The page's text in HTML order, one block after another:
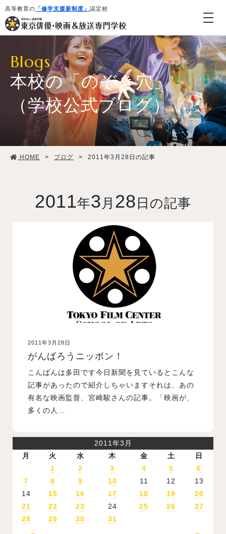
高等教育の 「修学支援新制度」 認定校
学校紹介・教育システム
学生生活
オープンキャンパス
訪問者別メニュー
Blogs
本校の「のぞき穴」
（学校公式ブログ）
HOME > ブログ > 2011年3月28日の記事
2011年3 月 28 日の記事
2011年3月28日
がんばろうニッポン！
こんばんは多田です今日新聞を見ているとこんな
記事があったので紹介しちゃいますそれは、あの
有名な映画監督、宮崎駿さんの記事。「映画が、
多くの人…
2011年3月
月
火 水 木 金 土 日
1 2 3 4 5
6
7
8 9 10 11 12
13
14
15 16 17 18 19
20
21
22 23 24 25 26
27
28
29 30 31